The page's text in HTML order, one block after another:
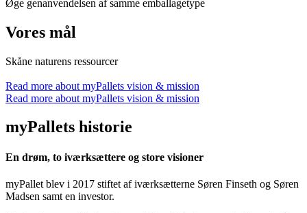
Øge genanvendelsen af samme emballagetype
Vores mål
Skåne naturens ressourcer
Read more about myPallets vision & mission
Read more about myPallets vision & mission
myPallets historie
En drøm, to iværksættere og store visioner
myPallet blev i 2017 stiftet af iværksætterne Søren Finseth og Søren
Madsen samt en investor.